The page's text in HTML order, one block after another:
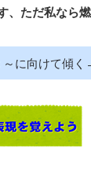
、ただ私なら
～に向けて傾